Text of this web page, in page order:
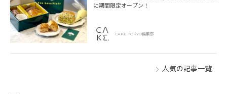
に期間限定オープン！
CAKE.TOKYO編集部
人気の記事一覧